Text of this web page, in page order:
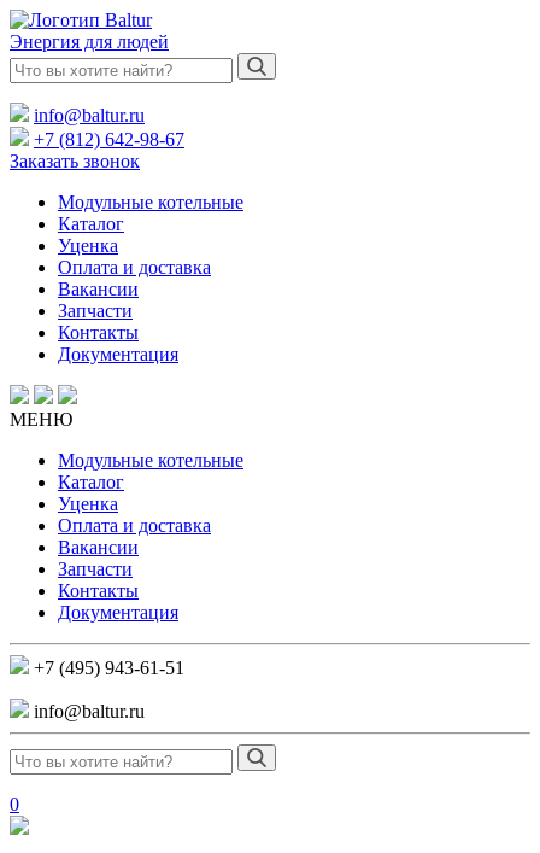
Энергия для людей
info@baltur.ru
+7 (812) 642-98-67
Заказать звонок
Модульные котельные
Каталог
Уценка
Оплата и доставка
Вакансии
Запчасти
Контакты
Документация
МЕНЮ
Модульные котельные
Каталог
Уценка
Оплата и доставка
Вакансии
Запчасти
Контакты
Документация
+7 (495) 943-61-51
info@baltur.ru
0